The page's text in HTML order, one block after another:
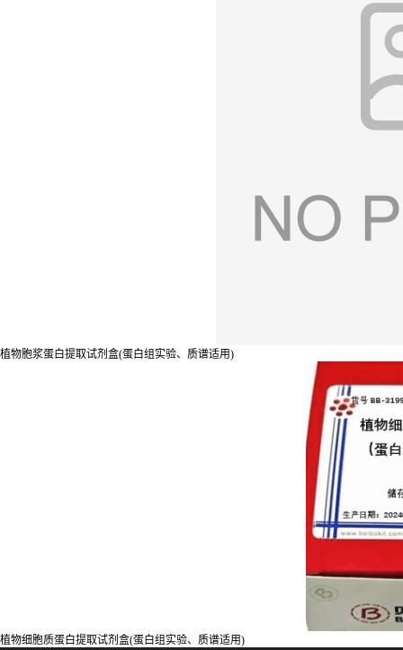
植物胞浆蛋白提取试剂盒(蛋白组实验、质谱适用)
植物细胞质蛋白提取试剂盒(蛋白组实验、质谱适用)